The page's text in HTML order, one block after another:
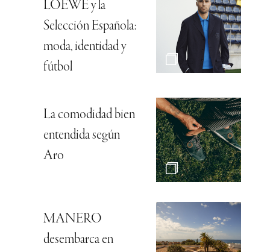
LOEWE y la
Selección Española:
moda, identidad y
fútbol
La comodidad bien
entendida según
Aro
MANERO
desembarca en